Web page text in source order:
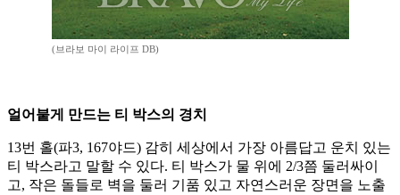
(브라보 마이 라이프 DB)
얼어붙게 만드는 티 박스의 경치
13번 홀(파3, 167야드) 감히 세상에서 가장 아름답고 운치 있는
티 박스라고 말할 수 있다. 티 박스가 물 위에 2/3쯤 둘러싸이
고, 작은 돌들로 벽을 둘러 기품 있고 자연스러운 장면을 노출